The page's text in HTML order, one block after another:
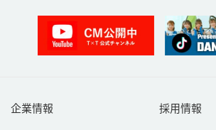
企業情報 採用情報